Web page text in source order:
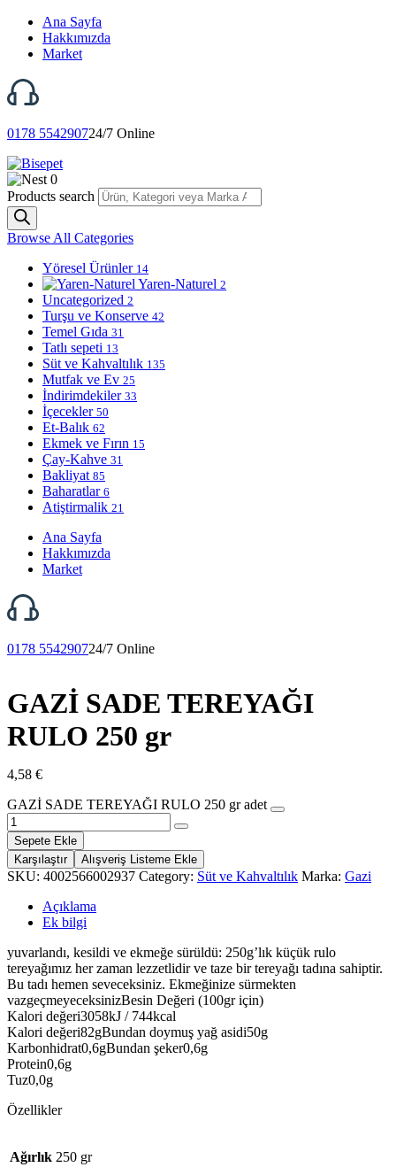
Ana Sayfa
Hakkımızda
Market
0178 554290724/7 Online
0
Products search
Browse All Categories
Yöresel Ürünler 14
Yaren-Naturel 2
Uncategorized 2
Turşu ve Konserve 42
Temel Gıda 31
Tatlı sepeti 13
Süt ve Kahvaltılık 135
Mutfak ve Ev 25
İndirimdekiler 33
İçecekler 50
Et-Balık 62
Ekmek ve Fırın 15
Çay-Kahve 31
Bakliyat 85
Baharatlar 6
Atiştirmalik 21
Ana Sayfa
Hakkımızda
Market
0178 554290724/7 Online
GAZİ SADE TEREYAĞI
RULO 250 gr
4,58 €
GAZİ SADE TEREYAĞI RULO 250 gr adet
Sepete Ekle
Karşılaştır
Alışveriş Listeme Ekle
SKU: 4002566002937 Category: Süt ve Kahvaltılık Marka: Gazi
Açıklama
Ek bilgi
yuvarlandı, kesildi ve ekmeğe sürüldü: 250g’lık küçük rulo
tereyağımız her zaman lezzetlidir ve taze bir tereyağı tadına sahiptir.
Bu tadı hemen seveceksiniz. Ekmeğinize sürmekten
vazgeçmeyeceksinizBesin Değeri (100gr için)
Kalori değeri3058kJ / 744kcal
Kalori değeri82gBundan doymuş yağ asidi50g
Karbonhidrat0,6gBundan şeker0,6g
Protein0,6g
Tuz0,0g
Özellikler
Ağırlık 250 gr